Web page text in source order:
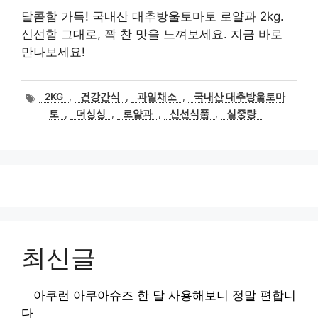
달콤함 가득! 국내산 대추방울토마토 로얄과 2kg.
신선함 그대로, 꽉 찬 맛을 느껴보세요. 지금 바로
만나보세요!
태2KG , 건강간식 , 과일채소 ,
국내산 대추방울토마
토
, 더싱싱 , 로얄과 , 신선식품 , 실중량
최신글
아쿠런 아쿠아슈즈 한 달 사용해보니 정말 편합니
다